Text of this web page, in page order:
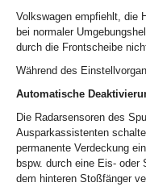
Volkswagen empfiehlt, die
bei normaler
durch die Frontscheibe
Während des
Automatische
Die Radarsensoren des
Ausparkassistenten
permanente Verdeckung
bspw. durch eine Eis-
dem hinteren Stoßfänger